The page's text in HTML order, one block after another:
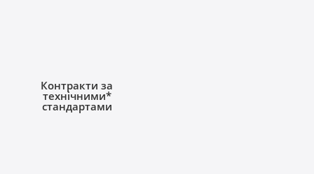
Контракти за
технічними*
стандартами